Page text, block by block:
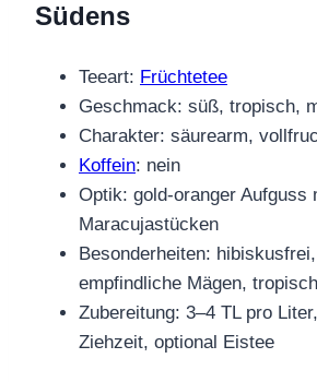
Südens
Teeart: Früchtetee
Geschmack: süß, tropisch,
Charakter: säurearm,
Koffein: nein
Optik: gold-oranger Aufguss
Maracujastücken
Besonderheiten:
empfindliche Mägen,
Zubereitung: 3–4 TL pro
Ziehzeit, optional Eistee